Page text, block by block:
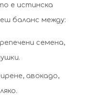
е истинска
баланс между:
семена,
авокадо,